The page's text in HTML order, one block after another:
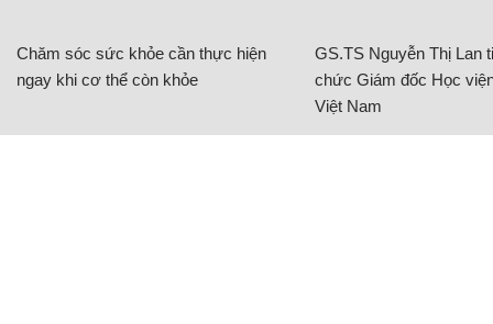
Chăm sóc sức khỏe cần thực hiện
ngay khi cơ thể còn khỏe
GS.TS Nguyễn Thị Lan
chức Giám đốc Học
Việt Nam